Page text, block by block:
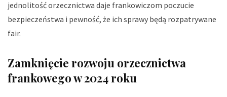
jednolitość orzecznictwa daje frankowiczom poczucie
bezpieczeństwa i pewność, że ich sprawy będą rozpatrywane
fair.
Zamknięcie rozwoju orzecznictwa
frankowego w 2024 roku